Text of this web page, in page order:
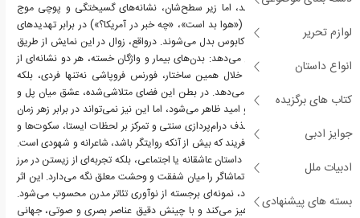
لوازم تحریر
انواع داستان
کتاب های برگزیده
جوایز ادبی
ادبیات ملل
بسته های پیشنهادی
به‌ظاهر بی‌ضرر و روزمره‌اند، اما زیر سطح‌شان، نشانه‌های گسیختگی و پوچی موج
می‌زند. این جملات ساده («هوا بد است»، «چه خبر در آمریکا؟») در برابر تهدیدهای
نادیدنی جهان اطراف، به کابوس بدل می‌شوند. درواقع، زوال در این نمایش از طریق
بدن‌ها و زبان هم‌زمان رخ می‌دهد: بدن‌های بیمار و واژگان خسته، هر دو نشانه‌ای از
پایان نظم انسانی‌اند. از خلال همین ساختار، فورنس فروپاشی نه‌تنها فردی، بلکه
جمعی و جهانی را بازتاب می‌دهد. در بطن این فضای متلاشی‌شده، عشق میان پل و
ایو چون نقطه‌ای از گرما و امید ظاهر می‌شود، اما این نیز نمی‌تواند در برابر زهر زمان
مقاومت کند. فورنس با حذف درام‌پردازی سنتی و تمرکز بر لحظات ایستا، سکوت‌ها و
تکرارها، نمایشنامه‌ای می‌آفریند که بیش از آنکه روایتگر باشد، شاعرانه و شهودی است.
دانوب در این معنا نه یک داستان عاشقانه یا اجتماعی، بلکه تجربه‌ای از زیستن در مرز
نابودی است؛ تجربه‌ای که تماشاگر را میان شفقت و وحشت معلق نگه می‌دارد. این اثر
در سبک مینیمالیستی خود، نمونه‌ای برجسته از نوآوری تئاتر مدرن محسوب می‌شود.
فورنس از کنش آشکار پرهیز می‌کند و با چینش دقیق عناصر بصری و صوتی، جهانی